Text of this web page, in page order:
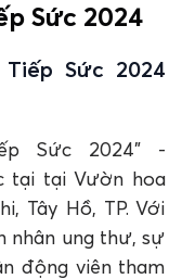
Sức 2024
Sức 2024
Sức 2024” -
tại tại Vườn hoa
Tây Hồ, TP. Với
nhân ung thư, sự
động viên tham